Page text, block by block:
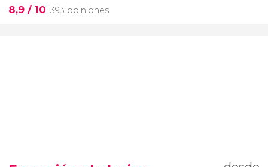
8,9 / 10 393 opiniones